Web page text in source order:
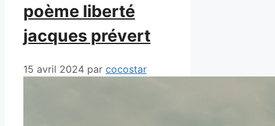
poème liberté
jacques prévert
15 avril 2024 par cocostar